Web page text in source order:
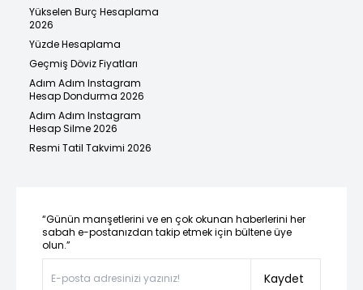
Yükselen Burç Hesaplama
2026
Yüzde Hesaplama
Geçmiş Döviz Fiyatları
Adım Adım Instagram
Hesap Dondurma 2026
Adım Adım Instagram
Hesap Silme 2026
Resmi Tatil Takvimi 2026
“Günün manşetlerini ve en çok okunan haberlerini her
sabah e-postanızdan takip etmek için bültene üye
olun.”
Kaydet